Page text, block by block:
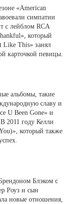
«American
симпатии
с лейблом RCA
который
Like This» занял
карточкой певицы.
альбомы, такие
славу и
U Been Gone» и
2011 году Келли
который также
Блэком с
Роуз и сын
новые отношения,